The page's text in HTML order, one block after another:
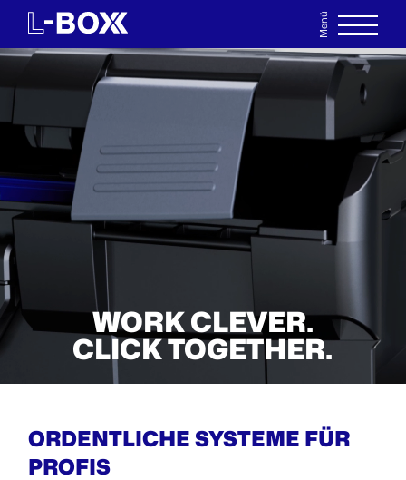
Menü
WORK CLEVER.
CLICK TOGETHER.
ORDENTLICHE SYSTEME FÜR
PROFIS